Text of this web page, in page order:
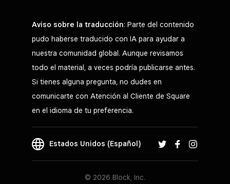
Aviso sobre la traducción: Parte del contenido
pudo haberse traducido con IA para ayudar a
nuestra comunidad global. Aunque revisamos
todo el material, a veces podría publicarse antes.
Si tienes alguna pregunta, no dudes en
comunicarte con Atención al Cliente de Square
en el idioma de tu preferencia.
Estados Unidos (Español)
© 2026 Block, Inc.